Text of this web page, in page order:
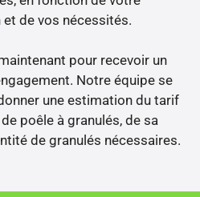
de vos nécessités.
pour recevoir un
Notre équipe se
une estimation du tarif
poêle à granulés, de sa
de granulés nécessaires.